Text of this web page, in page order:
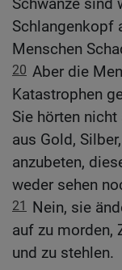
Schwänze sind
Schlangenkopf
Menschen
20 Aber die
Katastrophen
Sie hörten
aus Gold,
anzubeten,
weder sehen
21
Nein, sie
auf zu morden,
und zu stehlen.